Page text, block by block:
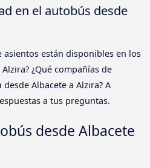
en el autobús desde
asientos están disponibles en los
¿Qué compañías de
Albacete a Alzira? A
a tus preguntas.
desde Albacete